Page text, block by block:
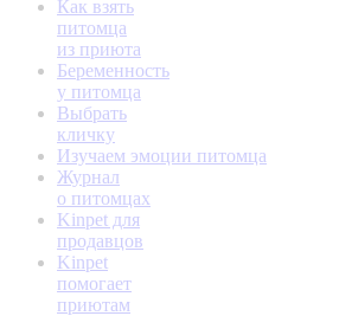
Как взять
питомца
из приюта
Беременность
у питомца
Выбрать
кличку
Изучаем эмоции питомца
Журнал
о питомцах
Kinpet для
продавцов
Kinpet
помогает
приютам